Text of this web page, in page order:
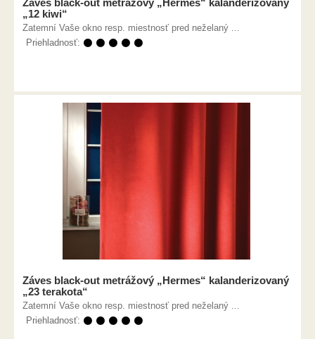
Záves black-out metrážový „Hermes“ kalanderizovaný
„12 kiwi“
Zatemní Vaše okno resp. miestnosť pred neželaný ...
Priehladnosť: ⚫ ⚫ ⚫ ⚫ ⚫
Záves black-out metrážový „Hermes“ kalanderizovaný
„23 terakota“
Zatemní Vaše okno resp. miestnosť pred neželaný ...
Priehladnosť: ⚫ ⚫ ⚫ ⚫ ⚫